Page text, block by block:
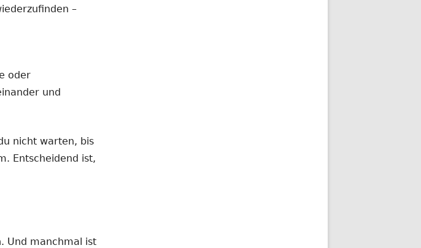
–
oder
und
nicht warten, bis
Entscheidend ist,
Und manchmal ist